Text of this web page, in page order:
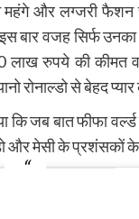
और लग्जरी फैशन
इस बार वजह सिर्फ
लाख रुपये की
रोनाल्डो से बेहद
कि जब बात फीफा
और मेसी के प्रशंसकों